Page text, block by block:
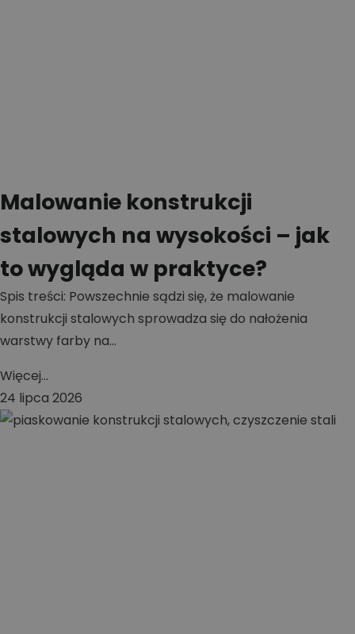
Malowanie konstrukcji
stalowych na wysokości – jak
to wygląda w praktyce?
Spis treści: Powszechnie sądzi się, że malowanie
konstrukcji stalowych sprowadza się do nałożenia
warstwy farby na...
Więcej...
24 lipca 2026